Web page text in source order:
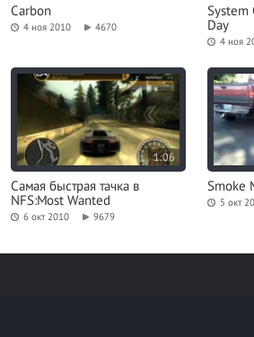
Carbon
4 ноя 2010 4670
System
Day
4 ноя
1:06
Самая быстрая тачка в
NFS:Most Wanted
6 окт 2010 9679
Smoke
5 окт